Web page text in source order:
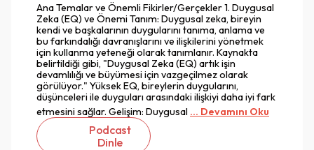
Ana Temalar ve Önemli Fikirler/Gerçekler 1. Duygusal
Zeka (EQ) ve Önemi Tanım: Duygusal zeka, bireyin
kendi ve başkalarının duygularını tanıma, anlama ve
bu farkındalığı davranışlarını ve ilişkilerini yönetmek
için kullanma yeteneği olarak tanımlanır. Kaynakta
belirtildiği gibi, "Duygusal Zeka (EQ) artık işin
devamlılığı ve büyümesi için vazgeçilmez olarak
görülüyor." Yüksek EQ, bireylerin duygularını,
düşünceleri ile duyguları arasındaki ilişkiyi daha iyi fark
etmesini sağlar. Gelişim: Duygusal ... Devamını Oku
Podcast
Dinle